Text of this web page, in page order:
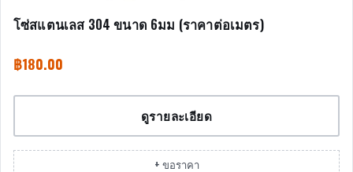
โซ่สแตนเลส 304 ขนาด 6มม (ราคาต่อเมตร)
฿180.00
ดูรายละเอียด
+ ขอราคา